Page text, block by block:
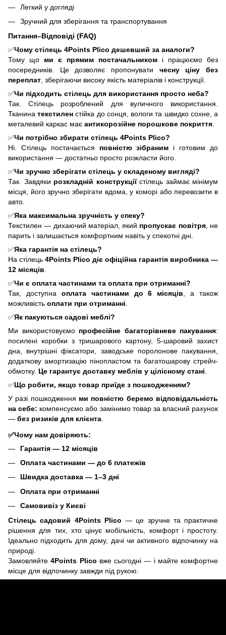
Легкий у догляді
Зручний для зберігання та транспортування
Питання–Відповіді (FAQ)
✅Чому стілець 4Points Plico дешевший за аналоги?
Тому що ми є прямим постачальником і працюємо без
посередників. Це дозволяє пропонувати чесну ціну без
переплат , зберігаючи високу якість матеріалів і конструкції.
✅Чи підходить стілець для використання просто неба?
Так. Стілець розроблений для вуличного використання.
Тканинатекстилен стійка до сонця, вологи та швидко сохне, а
металевий каркас має антикорозійне порошкове покриття
✅Чи потрібно збирати стілець 4Points Plico?
Ні. Стілець постачається повністю зібраним і готовим до
використання — достатньо просто розкласти його.
✅Чи зручно зберігати стілець у складеному вигляді?
Так. Завдяки розкладній конструкціїстілець займає мінімум
місця, його зручно зберігати вдома, у коморі або перевозити в
авто.
✅Яка максимальна зручність у спеку?
Текстилен — дихаючий матеріал, який пропускає повітря, не
парить і залишається комфортним навіть у спекотні дні.
✅Яка гарантія на стілець?
На стілець 4Points Plico діє офіційна гарантія виробника —
12 місяців
✅Чи є оплата частинами та оплата при отриманні?
Так, доступна оплата частинами до 6 місяців , а також
можливість оплати при отриманні
✅Як пакуються садові меблі?
Ми використовуємо професійне багаторівневе пакування:
посилені коробки з тришарового картону, 5-шаровий захист
дна, внутрішні фіксатори, заводське поролонове пакування,
додаткову амортизацію пінопластом та багатошарову стрейч-
обмотку. Це гарантує доставку меблів у цілісному стані
✅Що робити, якщо товар приїде з пошкодженням?
У разі пошкодження ми повністю беремо відповідальність
на себе: компенсуємо або замінимо товар за власний рахунок
— без ризиків для клієнта
✅Чому нам довіряють:
Гарантія — 12 місяців
Оплата частинами — до 6 платежів
Швидка доставка — 1–3 дні
Оплата при отриманні
Самовивіз у Києві
Стілець садовий 4Points Plico — це зручне та практичне
рішення для тих, хто цінує мобільність, комфорт і простоту.
Ідеально підходить для дому, дачі чи активного відпочинку на
природі.
Замовляйте4Points Plico вже сьогодні — і майте комфортне
місце для відпочинку завжди під рукою.